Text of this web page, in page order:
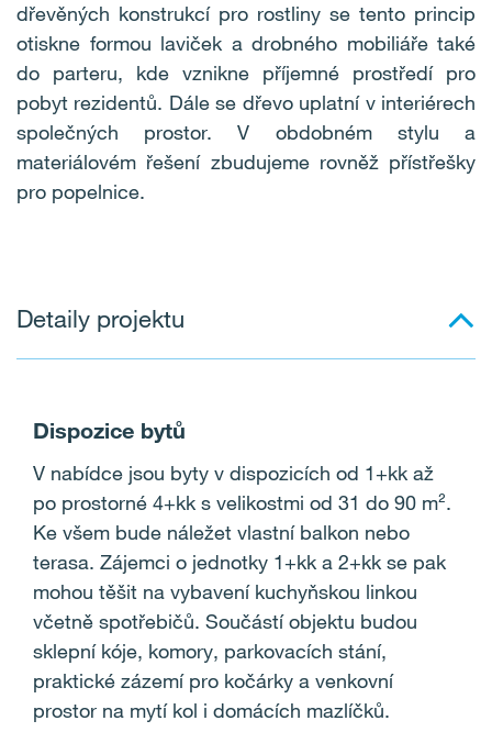
r
y
dřevěných konstrukcí pro rostliny se tento princip
otiskne formou laviček a drobného mobiliáře také
do parteru, kde vznikne příjemné prostředí pro
pobyt rezidentů. Dále se dřevo uplatní v interiérech
společných prostor. V obdobném stylu a
materiálovém řešení zbudujeme rovněž přístřešky
pro popelnice.
Detaily projektu
Dispozice bytů
V nabídce jsou byty v dispozicích od 1+kk až
po prostorné 4+kk s velikostmi od 31 do 90 m².
Ke všem bude náležet vlastní balkon nebo
terasa. Zájemci o jednotky 1+kk a 2+kk se pak
mohou těšit na vybavení kuchyňskou linkou
včetně spotřebičů. Součástí objektu budou
sklepní kóje, komory, parkovacích stání,
praktické zázemí pro kočárky a venkovní
prostor na mytí kol i domácích mazlíčků.